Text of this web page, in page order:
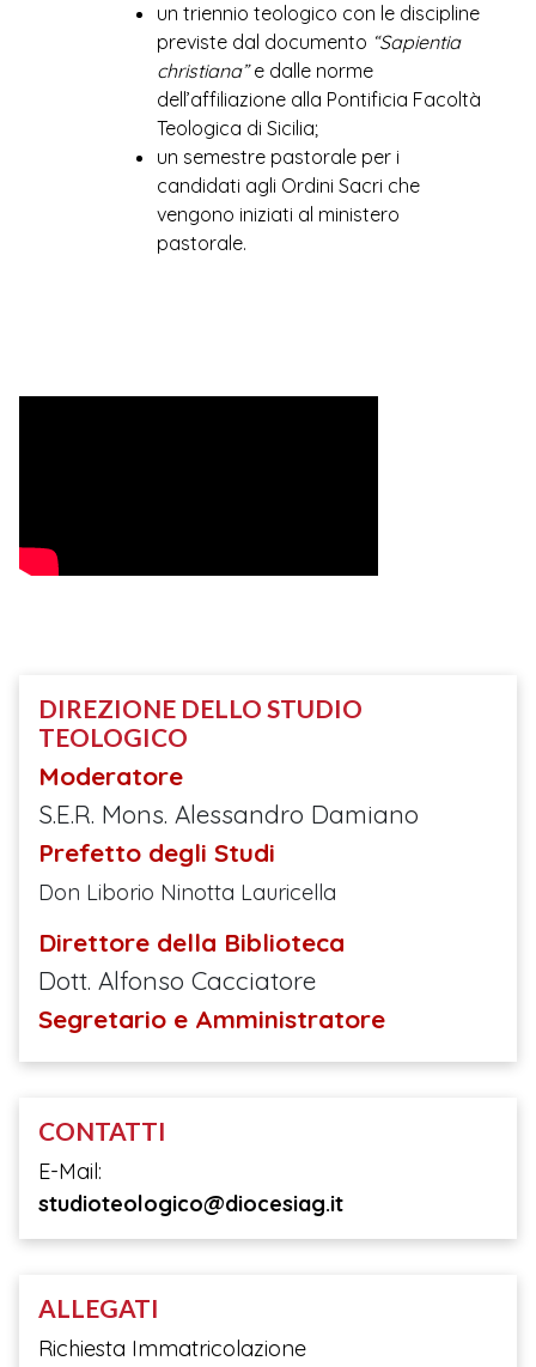
un triennio teologico con le discipline
previste dal documento “Sapientia
christiana”e dalle norme
dell’affiliazione alla Pontificia Facoltà
Teologica di Sicilia;
un semestre pastorale per i
candidati agli Ordini Sacri che
vengono iniziati al ministero
pastorale.
DIREZIONE DELLO STUDIO
TEOLOGICO
Moderatore
S.E.R. Mons. Alessandro Damiano
Prefetto degli Studi
Don Liborio Ninotta Lauricella
Direttore della Biblioteca
Dott. Alfonso Cacciatore
Segretario e Amministratore
CONTATTI
E-Mail:
studioteologico@diocesiag.it
ALLEGATI
Richiesta Immatricolazione